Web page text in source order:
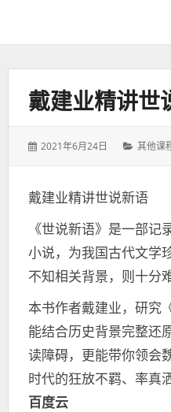
筹
群-戴建业精讲世
发
2021年6月24日
分
其他课
戴建业精讲世说新语
《世说新语》是一部
小说，为我国古代文学
不知相关背景，则十分
本书作者戴建业，研究
能结合历史背景完整还
读障碍，更能带你领会
时代的狂放不羁、率真
百度云